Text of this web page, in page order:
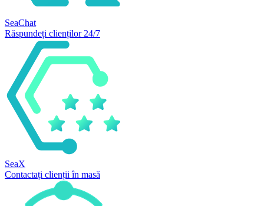
SeaChat
Răspundeți clienților 24/7
SeaX
Contactați clienții în masă